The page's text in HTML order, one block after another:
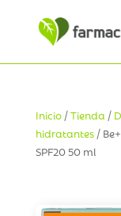
Inicio/Tienda /
hidratantes/
SPF20 50 ml